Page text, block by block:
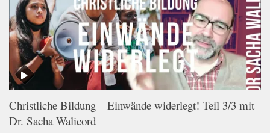
Christliche Bildung – Einwände widerlegt! Teil 3/3 mit
Dr. Sacha Walicord